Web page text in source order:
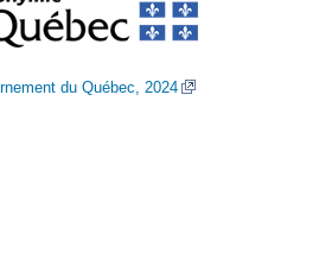
du Québec, 2024